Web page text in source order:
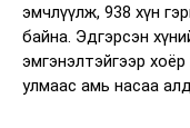
эмчлүүлж, 938 хүн
байна. Эдгэрсэн
эмгэнэлтэйгээр
улмаас амь насаа